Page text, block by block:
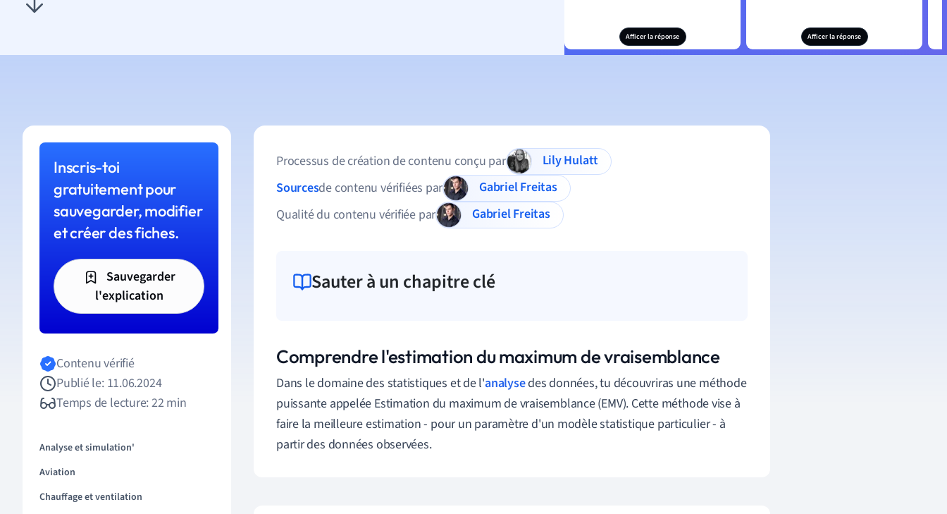
Afficer la réponse Afficer la réponse
Inscris-toi
gratuitement pour
sauvegarder, modifier
et créer des fiches.
Sauvegarder
l'explication
Contenu vérifié
Publié le: 11.06.2024
Temps de lecture: 22 min
Analyse et simulation'
Aviation
Chauffage et ventilation
Processus de création de contenu conçu par
Lily Hulatt
Sourcesde contenu vérifiées par
Gabriel Freitas
Qualité du contenu vérifiée par
Gabriel Freitas
Sauter à un chapitre clé
Comprendre l'estimation du maximum de vraisemblance
Dans le domaine des statistiques et de l'analysedes données, tu découvriras une méthode
puissante appelée Estimation du maximum de vraisemblance (EMV). Cette méthode vise à
faire la meilleure estimation - pour un paramètre d'un modèle statistique particulier - à
partir des données observées.